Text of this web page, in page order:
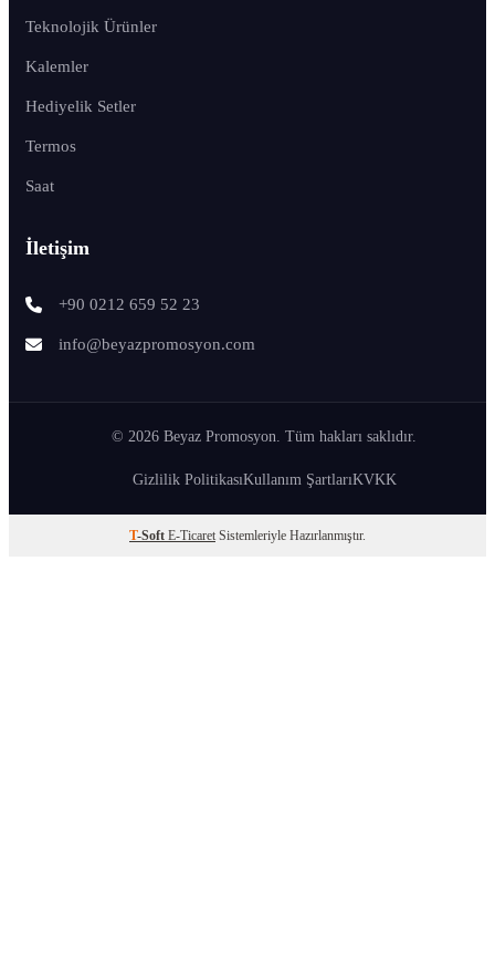
Teknolojik Ürünler
Kalemler
Hediyelik Setler
Termos
Saat
İletişim
+90 0212 659 52 23
info@beyazpromosyon.com
© 2026 Beyaz Promosyon. Tüm hakları saklıdır.
Gizlilik PolitikasıKullanım ŞartlarıKVKK
T-Soft E-Ticaret Sistemleriyle Hazırlanmıştır.